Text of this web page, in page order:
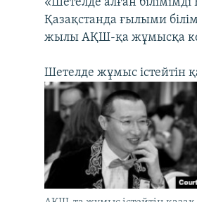
Қазақстанда ғылыми
жылы АҚШ-қа жұмысқа
Шетелде жұмыс істейтін